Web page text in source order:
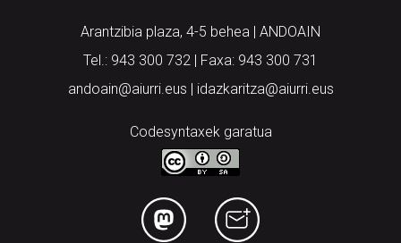
Arantzibia plaza, 4-5 behea | ANDOAIN
Tel.: 943 300 732 | Faxa: 943 300 731
andoain@aiurri.eus | idazkaritza@aiurri.eus
Codesyntaxek garatua